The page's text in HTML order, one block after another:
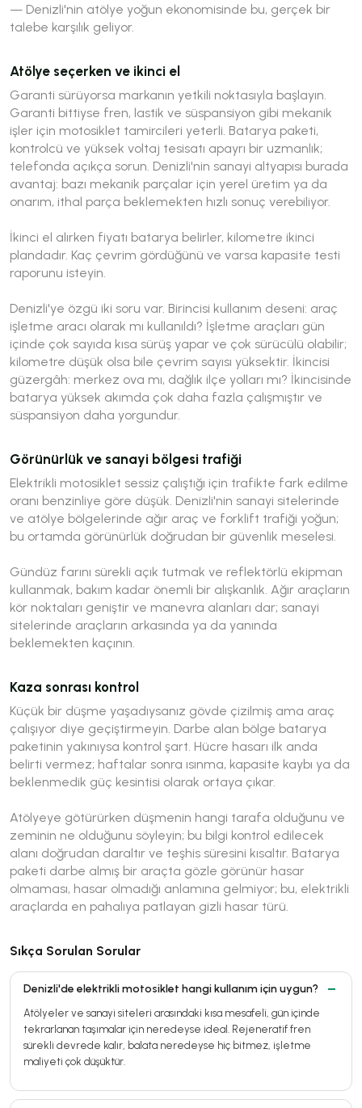
— Denizli'nin atölye yoğun ekonomisinde bu, gerçek bir
talebe karşılık geliyor.
Atölye seçerken ve ikinci el
Garanti sürüyorsa markanın yetkili noktasıyla başlayın.
Garanti bittiyse fren, lastik ve süspansiyon gibi mekanik
işler için motosiklet tamircileri yeterli. Batarya paketi,
kontrolcü ve yüksek voltaj tesisatı apayrı bir uzmanlık;
telefonda açıkça sorun. Denizli'nin sanayi altyapısı burada
avantaj: bazı mekanik parçalar için yerel üretim ya da
onarım, ithal parça beklemekten hızlı sonuç verebiliyor.
İkinci el alırken fiyatı batarya belirler, kilometre ikinci
plandadır. Kaç çevrim gördüğünü ve varsa kapasite testi
raporunu isteyin.
Denizli'ye özgü iki soru var. Birincisi kullanım deseni: araç
işletme aracı olarak mı kullanıldı? İşletme araçları gün
içinde çok sayıda kısa sürüş yapar ve çok sürücülü olabilir;
kilometre düşük olsa bile çevrim sayısı yüksektir. İkincisi
güzergâh: merkez ova mı, dağlık ilçe yolları mı? İkincisinde
batarya yüksek akımda çok daha fazla çalışmıştır ve
süspansiyon daha yorgundur.
Görünürlük ve sanayi bölgesi trafiği
Elektrikli motosiklet sessiz çalıştığı için trafikte fark edilme
oranı benzinliye göre düşük. Denizli'nin sanayi sitelerinde
ve atölye bölgelerinde ağır araç ve forklift trafiği yoğun;
bu ortamda görünürlük doğrudan bir güvenlik meselesi.
Gündüz farını sürekli açık tutmak ve reflektörlü ekipman
kullanmak, bakım kadar önemli bir alışkanlık. Ağır araçların
kör noktaları geniştir ve manevra alanları dar; sanayi
sitelerinde araçların arkasında ya da yanında
beklemekten kaçının.
Kaza sonrası kontrol
Küçük bir düşme yaşadıysanız gövde çizilmiş ama araç
çalışıyor diye geçiştirmeyin. Darbe alan bölge batarya
paketinin yakınıysa kontrol şart. Hücre hasarı ilk anda
belirti vermez; haftalar sonra ısınma, kapasite kaybı ya da
beklenmedik güç kesintisi olarak ortaya çıkar.
Atölyeye götürürken düşmenin hangi tarafa olduğunu ve
zeminin ne olduğunu söyleyin; bu bilgi kontrol edilecek
alanı doğrudan daraltır ve teşhis süresini kısaltır. Batarya
paketi darbe almış bir araçta gözle görünür hasar
olmaması, hasar olmadığı anlamına gelmiyor; bu, elektrikli
araçlarda en pahalıya patlayan gizli hasar türü.
Sıkça Sorulan Sorular
Denizli'de elektrikli motosiklet hangi kullanım için uygun?
Atölyeler ve sanayi siteleri arasındaki kısa mesafeli, gün içinde
tekrarlanan taşımalar için neredeyse ideal. Rejeneratif fren
sürekli devrede kalır, balata neredeyse hiç bitmez, işletme
maliyeti çok düşüktür.